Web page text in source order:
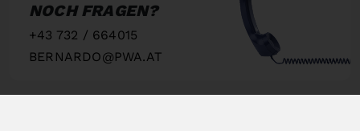
NOCH FRAGEN?
+43 732 / 664015
BERNARDO@PWA.AT